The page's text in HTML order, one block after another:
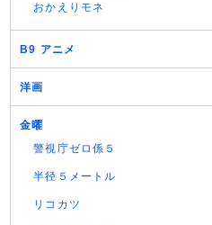
おかえりモネ
B9 アニメ
洋画
金曜
警視庁ゼロ係５
半径５メートル
リコカツ